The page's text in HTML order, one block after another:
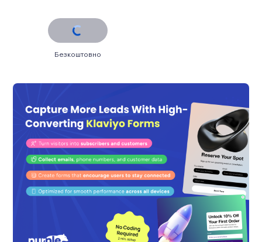
Безкоштовно